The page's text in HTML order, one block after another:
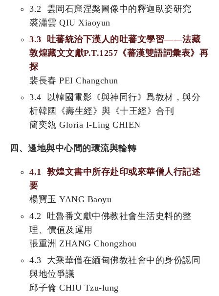
3.2 雲岡石窟涅槃圖像中的釋迦臥姿研究
裘瀟雲 QIU Xiaoyun
3.3 吐蕃統治下漢人的吐蕃文學習——法藏
敦煌藏文文獻P.T.1257《蕃漢雙語詞彙表》再
探
裴長春 PEI Changchun
3.4 以韓國電影《與神同行》爲教材，與分
析韓國《壽生經》與《十王經》合刊
簡奕瓴 Gloria I-Ling CHIEN
四、邊地與中心間的環流與輪轉
4.1 敦煌文書中所存赴印或來華僧人行記述
要
楊寶玉 YANG Baoyu
4.2 吐魯番文獻中佛教社會生活史料的整
理、價值及運用
張重洲 ZHANG Chongzhou
4.3 大乘華僧在緬甸佛教社會中的身份認同
與地位爭議
邱子倫 CHIU Tzu-lung